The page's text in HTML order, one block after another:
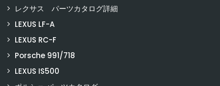
レクサス パーツカタログ詳細
LEXUS LF-A
LEXUS RC-F
Porsche 991/718
LEXUS IS500